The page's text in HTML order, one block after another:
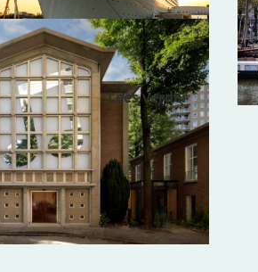
Lees verder